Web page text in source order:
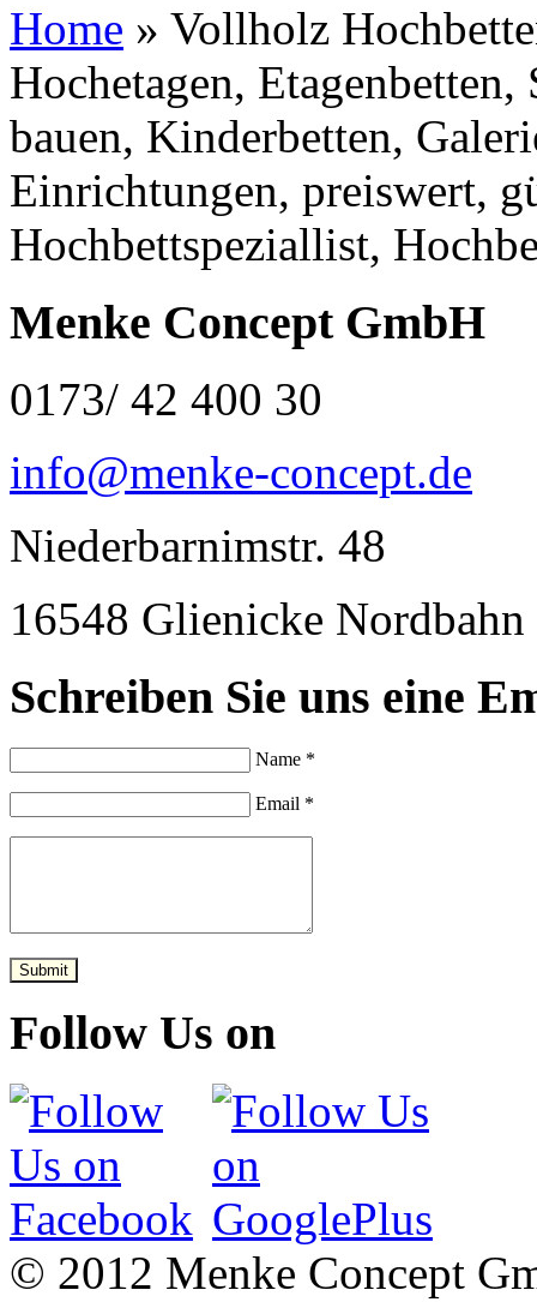
Home » Vollholz
Hochetagen,
bauen, Kinderbetten,
Einrichtungen, preiswert,
Hochbettspeziallist,
Menke Concept GmbH
0173/ 42 400 30
info@menke-concept.de
Niederbarnimstr. 48
16548 Glienicke Nordbahn
Schreiben Sie uns eine
Name *
Email *
Submit
Follow Us on
© 2012 Menke Concept